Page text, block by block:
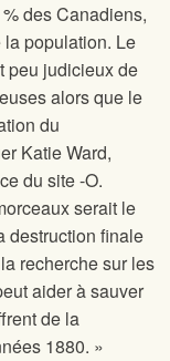
des Canadiens,
la population. Le
peu judicieux de
alors que le
du
Katie Ward,
du site-O.
serait le
destruction finale
recherche sur les
aider à sauver
de la
1880. »